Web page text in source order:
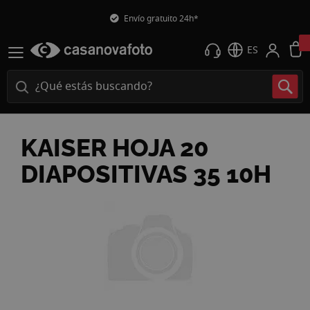
Envío gratuito 24h*
ES
KAISER HOJA 20
DIAPOSITIVAS 35 10H